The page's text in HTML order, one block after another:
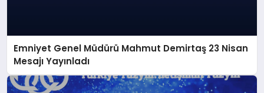
Emniyet Genel Müdürü Mahmut Demirtaş 23 Nisan
Mesajı Yayınladı